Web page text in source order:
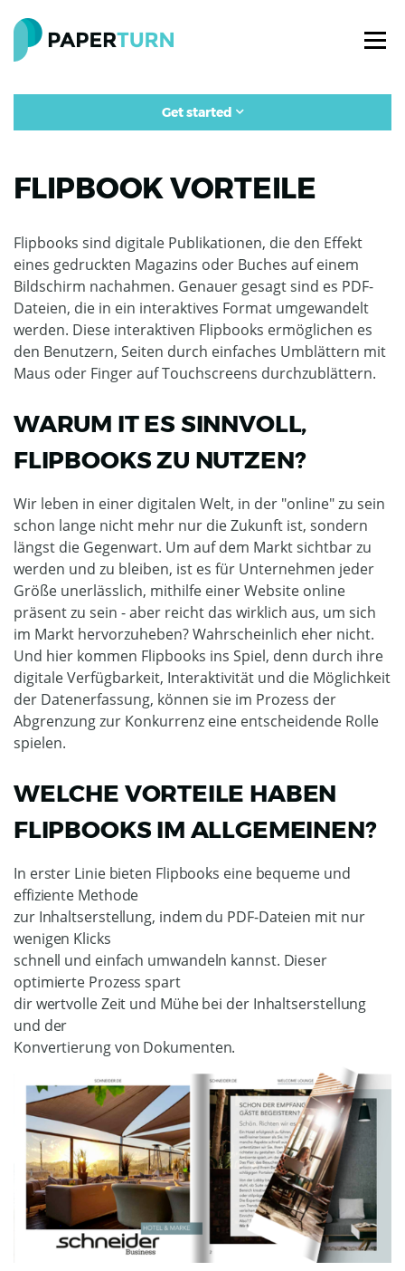
Get started
FLIPBOOK VORTEILE
Flipbooks sind digitale Publikationen, die den Effekt
eines gedruckten Magazins oder Buches auf einem
Bildschirm nachahmen. Genauer gesagt sind es PDF-
Dateien, die in ein interaktives Format umgewandelt
werden. Diese interaktiven Flipbooks ermöglichen es
den Benutzern, Seiten durch einfaches Umblättern mit
Maus oder Finger auf Touchscreens durchzublättern.
WARUM IT ES SINNVOLL,
FLIPBOOKS ZU NUTZEN?
Wir leben in einer digitalen Welt, in der "online" zu sein
schon lange nicht mehr nur die Zukunft ist, sondern
längst die Gegenwart. Um auf dem Markt sichtbar zu
werden und zu bleiben, ist es für Unternehmen jeder
Größe unerlässlich, mithilfe einer Website online
präsent zu sein - aber reicht das wirklich aus, um sich
im Markt hervorzuheben? Wahrscheinlich eher nicht.
Und hier kommen Flipbooks ins Spiel, denn durch ihre
digitale Verfügbarkeit, Interaktivität und die Möglichkeit
der Datenerfassung, können sie im Prozess der
Abgrenzung zur Konkurrenz eine entscheidende Rolle
spielen.
WELCHE VORTEILE HABEN
FLIPBOOKS IM ALLGEMEINEN?
In erster Linie bieten Flipbooks eine bequeme und
effiziente Methode
zur Inhaltserstellung, indem du PDF-Dateien mit nur
wenigen Klicks
schnell und einfach umwandeln kannst. Dieser
optimierte Prozess spart
dir wertvolle Zeit und Mühe bei der Inhaltserstellung
und der
Konvertierung von Dokumenten.